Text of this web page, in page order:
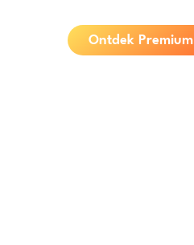
Ontdek Premium